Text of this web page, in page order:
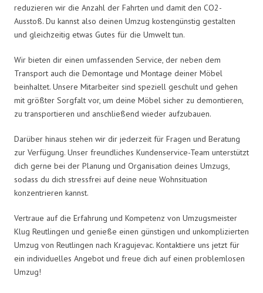
reduzieren wir die Anzahl der Fahrten und damit den CO2-
Ausstoß. Du kannst also deinen Umzug kostengünstig gestalten
und gleichzeitig etwas Gutes für die Umwelt tun.
Wir bieten dir einen umfassenden Service, der neben dem
Transport auch die Demontage und Montage deiner Möbel
beinhaltet. Unsere Mitarbeiter sind speziell geschult und gehen
mit größter Sorgfalt vor, um deine Möbel sicher zu demontieren,
zu transportieren und anschließend wieder aufzubauen.
Darüber hinaus stehen wir dir jederzeit für Fragen und Beratung
zur Verfügung. Unser freundliches Kundenservice-Team unterstützt
dich gerne bei der Planung und Organisation deines Umzugs,
sodass du dich stressfrei auf deine neue Wohnsituation
konzentrieren kannst.
Vertraue auf die Erfahrung und Kompetenz von Umzugsmeister
Klug Reutlingen und genieße einen günstigen und unkomplizierten
Umzug von Reutlingen nach Kragujevac. Kontaktiere uns jetzt für
ein individuelles Angebot und freue dich auf einen problemlosen
Umzug!